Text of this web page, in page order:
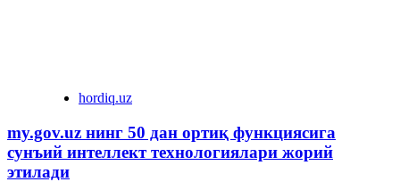
hordiq.uz
my.gov.uz нинг 50 дан ортиқ функциясига
сунъий интеллект технологиялари жорий
этилади